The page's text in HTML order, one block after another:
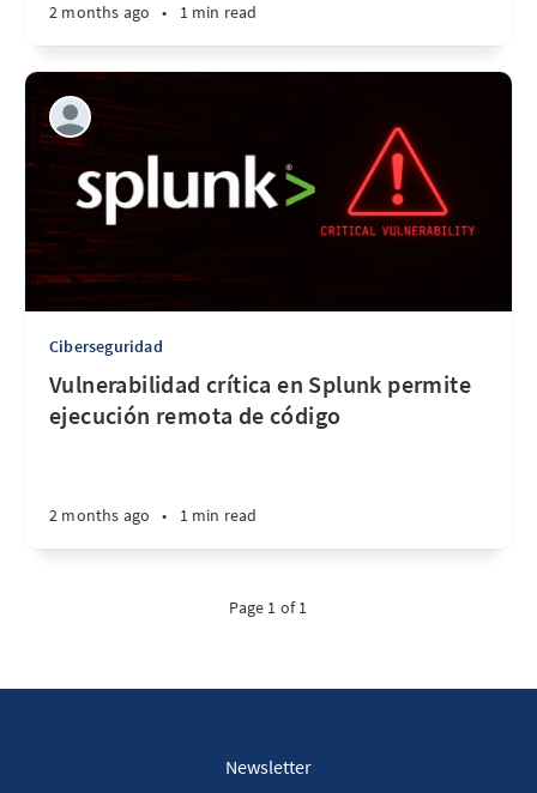
2 months ago • 1 min read
Ciberseguridad
Vulnerabilidad crítica en Splunk permite
ejecución remota de código
2 months ago • 1 min read
Page 1 of 1
Newsletter